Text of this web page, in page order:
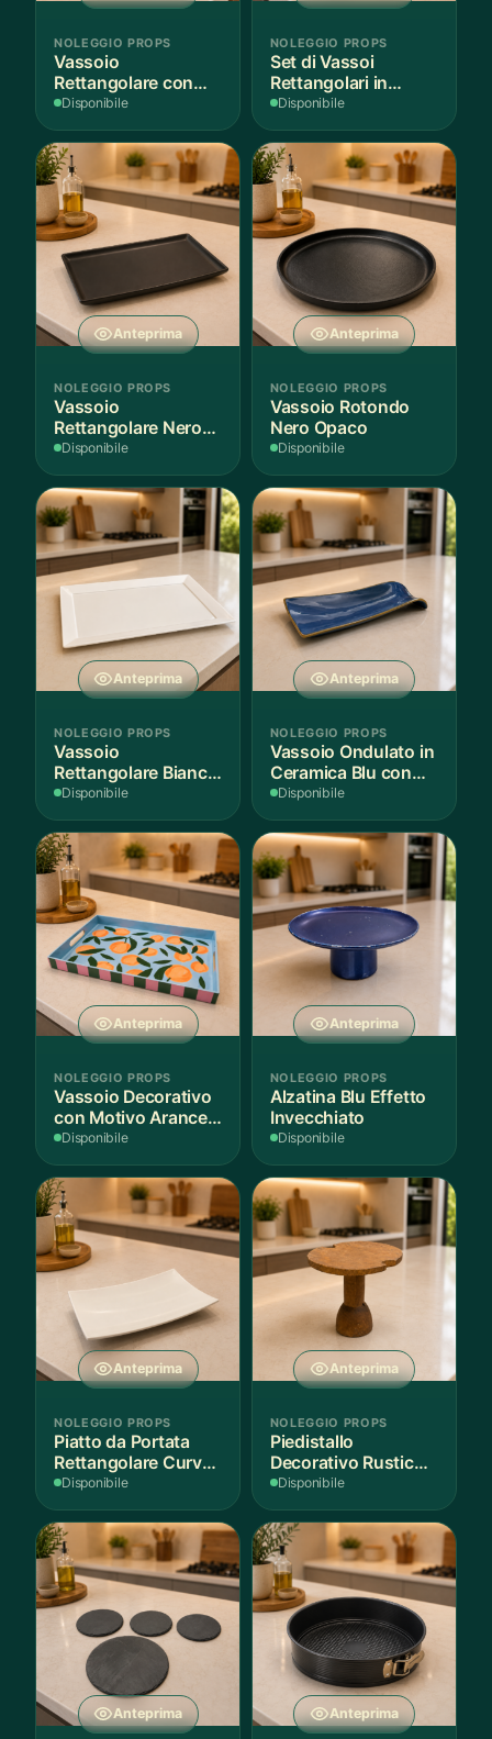
NOLEGGIO PROPS
Vassoio
Rettangolare con
Fantasia
Disponibile
NOLEGGIO PROPS
Set di Vassoi
Rettangolari in
Finitura Legno
Disponibile
Anteprima
NOLEGGIO PROPS
Vassoio
Rettangolare Nero
Opaco
Disponibile
Anteprima
NOLEGGIO PROPS
Vassoio Rotondo
Nero Opaco
Disponibile
Anteprima
NOLEGGIO PROPS
Vassoio
Rettangolare Bianco
per Scenografie
Disponibile
Anteprima
NOLEGGIO PROPS
Vassoio Ondulato in
Ceramica Blu con
Bordo Dorato
Disponibile
Anteprima
NOLEGGIO PROPS
Vassoio Decorativo
con Motivo Arance e
Foglie
Disponibile
Anteprima
NOLEGGIO PROPS
Alzatina Blu Effetto
Invecchiato
Disponibile
Anteprima
NOLEGGIO PROPS
Piatto da Portata
Rettangolare Curvo
Bianco
Disponibile
Anteprima
NOLEGGIO PROPS
Piedistallo
Decorativo Rustico
in Legno
Disponibile
Anteprima Anteprima